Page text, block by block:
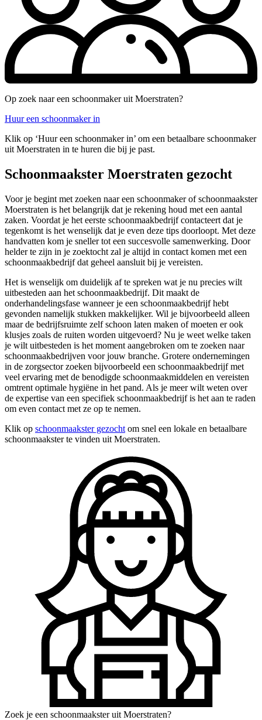
Op zoek naar een schoonmaker uit Moerstraten?
Huur een schoonmaker in
Klik op ‘Huur een schoonmaker in’ om een betaalbare schoonmaker
uit Moerstraten in te huren die bij je past.
Schoonmaakster Moerstraten gezocht
Voor je begint met zoeken naar een schoonmaker of schoonmaakster
Moerstraten is het belangrijk dat je rekening houd met een aantal
zaken. Voordat je het eerste schoonmaakbedrijf contacteert dat je
tegenkomt is het wenselijk dat je even deze tips doorloopt. Met deze
handvatten kom je sneller tot een succesvolle samenwerking. Door
helder te zijn in je zoektocht zal je altijd in contact komen met een
schoonmaakbedrijf dat geheel aansluit bij je vereisten.
Het is wenselijk om duidelijk af te spreken wat je nu precies wilt
uitbesteden aan het schoonmaakbedrijf. Dit maakt de
onderhandelingsfase wanneer je een schoonmaakbedrijf hebt
gevonden namelijk stukken makkelijker. Wil je bijvoorbeeld alleen
maar de bedrijfsruimte zelf schoon laten maken of moeten er ook
klusjes zoals de ruiten worden uitgevoerd? Nu je weet welke taken
je wilt uitbesteden is het moment aangebroken om te zoeken naar
schoonmaakbedrijven voor jouw branche. Grotere ondernemingen
in de zorgsector zoeken bijvoorbeeld een schoonmaakbedrijf met
veel ervaring met de benodigde schoonmaakmiddelen en vereisten
omtrent optimale hygiëne in het pand. Als je meer wilt weten over
de expertise van een specifiek schoonmaakbedrijf is het aan te raden
om even contact met ze op te nemen.
Klik op schoonmaakster gezocht om snel een lokale en betaalbare
schoonmaakster te vinden uit Moerstraten.
Zoek je een schoonmaakster uit Moerstraten?